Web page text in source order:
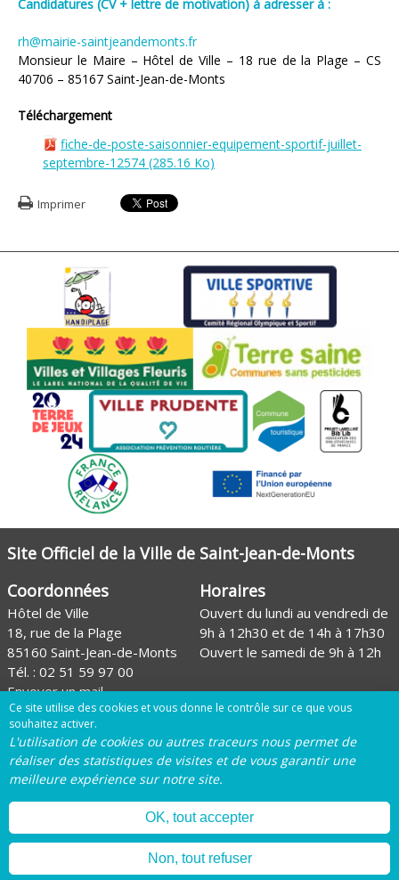
Candidatures (CV + lettre de motivation) à adresser à :
rh@mairie-saintjeandemonts.fr
Monsieur le Maire – Hôtel de Ville – 18 rue de la Plage – CS
40706 – 85167 Saint-Jean-de-Monts
Téléchargement
fiche-de-poste-saisonnier-equipement-sportif-juillet-
septembre-12574 (285.16 Ko)
Imprimer
Site Officiel de la Ville de Saint-Jean-de-Monts
Coordonnées
Hôtel de Ville
18, rue de la Plage
85160 Saint-Jean-de-Monts
Tél. : 02 51 59 97 00
Envoyer un mail
Horaires
Ouvert du lundi au vendredi de
9h à 12h30 et de 14h à 17h30
Ouvert le samedi de 9h à 12h
Site de l'Office de tourisme
Page Facebook de la Ville
Page Instagram de la Ville
Mentions légales Plan du site
Gestion des
Ce site utilise des cookies et vous donne le contrôle sur ce que vous
souhaitez activer.
L'utilisation de cookies ou autres traceurs nous permet de
réaliser des statistiques de visites et de vous garantir une
meilleure expérience sur notre site.
OK, tout accepter
Non, tout refuser